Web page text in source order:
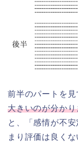
前半のパートを
大きいのが分か
と、「感情が不
まり評価は良くな